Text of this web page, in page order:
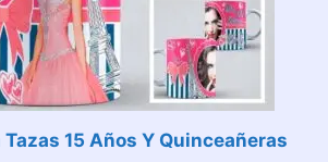
15 Años Y Quinceañeras